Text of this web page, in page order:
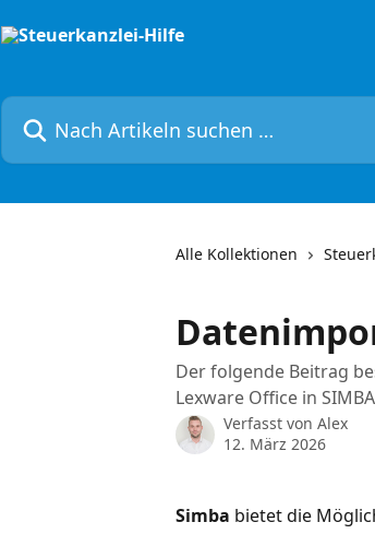
Nach Artikeln suchen …
Alle Kollektionen
Der folgende Beitrag
Lexware Office in
Verfasst von Alex
12. März 2026
Simba bietet die